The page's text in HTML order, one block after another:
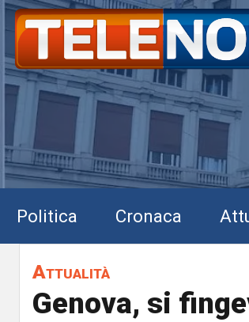
Politica Cronaca
Attualità
Genova, si